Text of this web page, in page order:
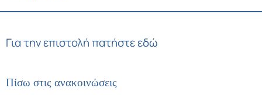
Για την επιστολή πατήστε εδώ
Πίσω στις ανακοινώσεις